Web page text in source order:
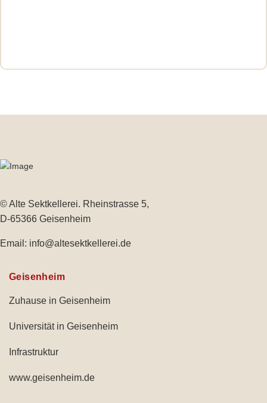
© Alte Sektkellerei. Rheinstrasse 5,
D-65366 Geisenheim
Email: info@altesektkellerei.de
Geisenheim
Zuhause in Geisenheim
Universität in Geisenheim
Infrastruktur
www.geisenheim.de